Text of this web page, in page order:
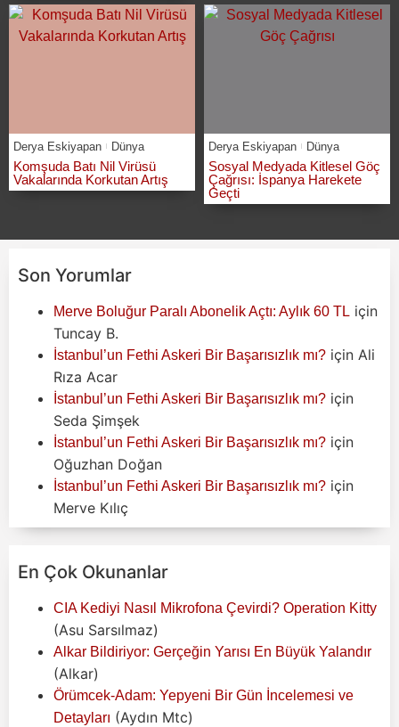
Derya Eskiyapan Dünya
Komşuda Batı Nil Virüsü
Vakalarında Korkutan Artış
Derya Eskiyapan Dünya
Sosyal Medyada Kitlesel Göç
Çağrısı: İspanya Harekete
Geçti
Son Yorumlar
Merve Boluğur Paralı Abonelik Açtı: Aylık 60 TL için
Tuncay B.
İstanbul’un Fethi Askeri Bir Başarısızlık mı? için Ali
Rıza Acar
İstanbul’un Fethi Askeri Bir Başarısızlık mı? için
Seda Şimşek
İstanbul’un Fethi Askeri Bir Başarısızlık mı? için
Oğuzhan Doğan
İstanbul’un Fethi Askeri Bir Başarısızlık mı? için
Merve Kılıç
En Çok Okunanlar
CIA Kediyi Nasıl Mikrofona Çevirdi? Operation Kitty
(Asu Sarsılmaz)
Alkar Bildiriyor: Gerçeğin Yarısı En Büyük Yalandır
(Alkar)
Örümcek-Adam: Yepyeni Bir Gün İncelemesi ve
Detayları (Aydın Mtc)